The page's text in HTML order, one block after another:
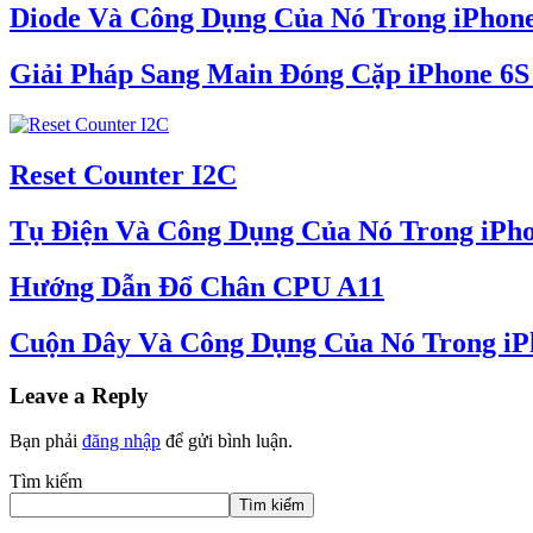
Diode Và Công Dụng Của Nó Trong
Giải Pháp Sang Main Đóng Cặp iPhone 6S
Reset Counter I2C
Tụ Điện Và Công Dụng Của Nó Trong
Hướng Dẫn Đổ Chân CPU A11
Cuộn Dây Và Công Dụng Của Nó Trong
Leave a Reply
Bạn phải đăng nhập để gửi bình luận.
Tìm kiếm
Tìm kiếm